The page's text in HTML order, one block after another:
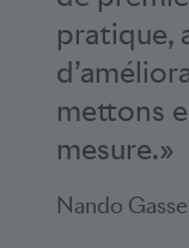
pratique,
mettons
mesure.»
Nando